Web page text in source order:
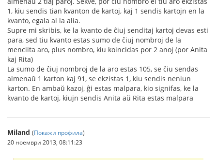
1, kiu sendis tian kvanton de kartoj, kaj 1 sendis kartojn en la
kvanto, egala al la alia.
Supre mi skribis, ke la kvanto de ĉiuj senditaj kartoj devas esti
para, sed tiu kvanto estas sumo de ĉiuj nombroj de la
menciita aro, plus nombro, kiu koincidas por 2 anoj (por Anita
kaj Rita)
La sumo de ĉiuj nombroj de la aro estas 105, se ĉiu sendas
almenaŭ 1 karton kaj 91, se ekzistas 1, kiu sendis neniun
karton. En ambaŭ kazoj, ĝi estas malpara, kio signifas, ke la
kvanto de kartoj, kiujn sendis Anita aŭ Rita estas malpara
Miland (Покажи профила)
20 ноември 2013, 08:11:23